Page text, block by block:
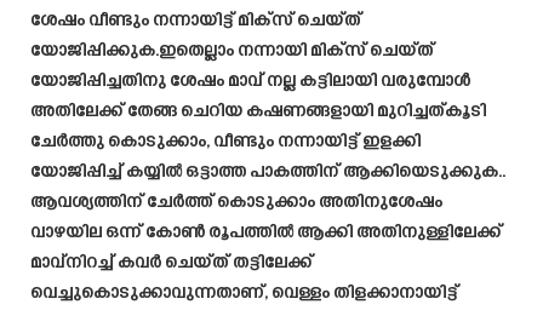
ശേഷം വീണ്ടും നന്നായിട്ട് മിക്സ് ചെയ്ത്
യോജിപ്പിക്കുക.ഇതെല്ലാം നന്നായി മിക്സ് ചെയ്ത്
യോജിപ്പിച്ചതിനു ശേഷം മാവ് നല്ല കട്ടിലായി വരുമ്പോൾ
അതിലേക്ക് തേങ്ങ ചെറിയ കഷണങ്ങളായി മുറിച്ചത്കൂടി
ചേർത്തു കൊടുക്കാം, വീണ്ടും നന്നായിട്ട് ഇളക്കി
യോജിപ്പിച്ച് കയ്യിൽ ഒട്ടാത്ത പാകത്തിന് ആക്കിയെടുക്കുക..
ആവശ്യത്തിന് ചേർത്ത് കൊടുക്കാം അതിനുശേഷം
വാഴയില ഒന്ന് കോൺ രൂപത്തിൽ ആക്കി അതിനുള്ളിലേക്ക്
മാവ്നിറച്ച് കവർ ചെയ്ത് തട്ടിലേക്ക്
വെച്ചുകൊടുക്കാവുന്നതാണ്, വെള്ളം തിളക്കാനായിട്ട്